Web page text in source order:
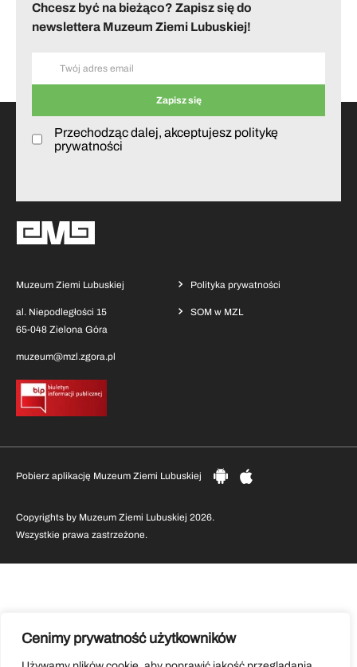
Cenimy prywatność użytkowników
Chcesz być na bieżąco? Zapisz się do
newslettera Muzeum Ziemi Lubuskiej!
Przechodząc dalej, akceptujesz politykę
prywatności
Muzeum Ziemi Lubuskiej
al. Niepodległości 15
65-048 Zielona Góra
muzeum@mzl.zgora.pl
Polityka prywatności
SOM w MZL
Copyrights by Muzeum Ziemi Lubuskiej 2026.
Wszystkie prawa zastrzeżone.
Pobierz aplikację Muzeum Ziemi Lubuskiej